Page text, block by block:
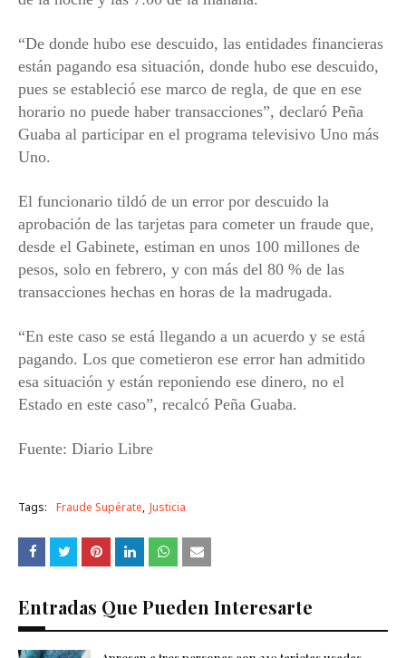
“De donde hubo ese descuido, las entidades financieras
están pagando esa situación, donde hubo ese descuido,
pues se estableció ese marco de regla, de que en ese
horario no puede haber transacciones”, declaró Peña
Guaba al participar en el programa televisivo Uno más
Uno.
El funcionario tildó de un error por descuido la
aprobación de las tarjetas para cometer un fraude que,
desde el Gabinete, estiman en unos 100 millones de
pesos, solo en febrero, y con más del 80 % de las
transacciones hechas en horas de la madrugada.
“En este caso se está llegando a un acuerdo y se está
pagando. Los que cometieron ese error han admitido
esa situación y están reponiendo ese dinero, no el
Estado en este caso”, recalcó Peña Guaba.
Fuente: Diario Libre
Tags: Fraude Supérate Justicia
Entradas Que Pueden Interesarte